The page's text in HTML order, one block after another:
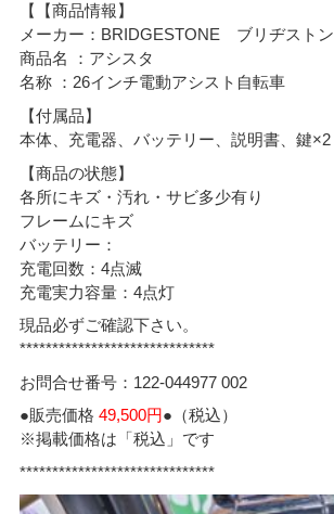
【【商品情報】
メーカー：BRIDGESTONE ブリヂストン
商品名 ：アシスタ
名称 ：26インチ電動アシスト自転車
【付属品】
本体、充電器、バッテリー、説明書、鍵×2
【商品の状態】
各所にキズ・汚れ・サビ多少有り
フレームにキズ
バッテリー：
充電回数：4点滅
充電実力容量：4点灯
現品必ずご確認下さい。
******************************
お問合せ番号：122-044977 002
●販売価格49,500円●（税込）
※掲載価格は「税込」です
******************************